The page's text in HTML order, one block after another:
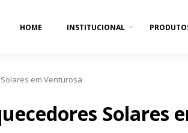
HOME INSTITUCIONAL
em Venturosa
Solares